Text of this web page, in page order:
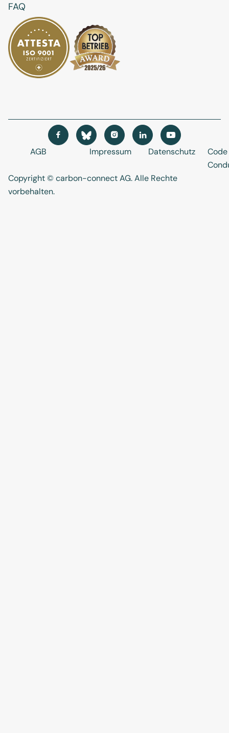
FAQ
Copyright © carbon-connect AG. Alle Rechte
vorbehalten.
AGB Impressum Datenschutz
   